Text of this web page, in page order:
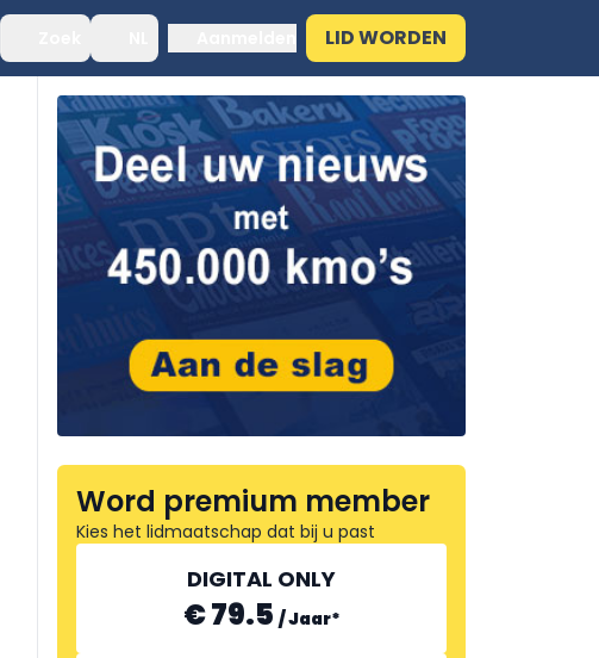
LID WORDEN
Word premium member
Kies het lidmaatschap dat bij u past
DIGITAL ONLY
€ 79.5 /Jaar*